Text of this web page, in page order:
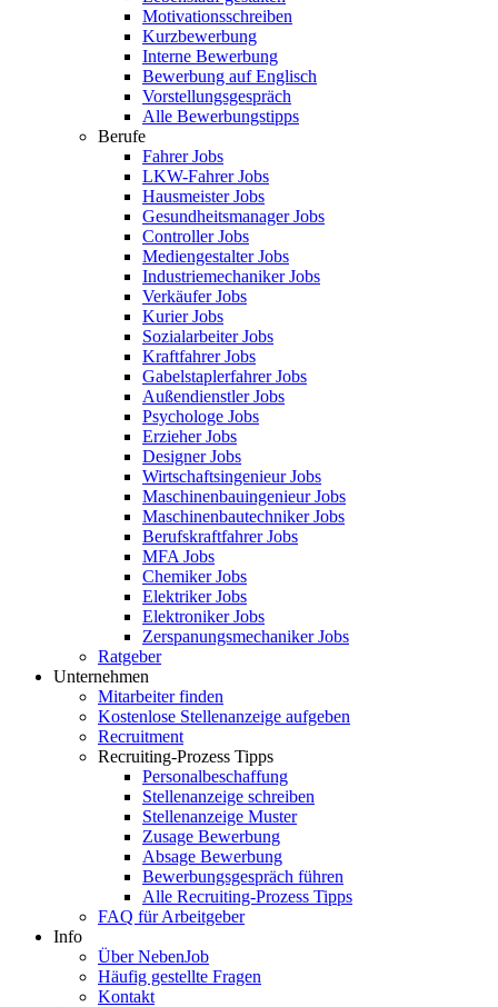
Motivationsschreiben
Kurzbewerbung
Interne Bewerbung
Bewerbung auf Englisch
Vorstellungsgespräch
Alle Bewerbungstipps
Berufe
Fahrer Jobs
LKW-Fahrer Jobs
Hausmeister Jobs
Gesundheitsmanager Jobs
Controller Jobs
Mediengestalter Jobs
Industriemechaniker Jobs
Verkäufer Jobs
Kurier Jobs
Sozialarbeiter Jobs
Kraftfahrer Jobs
Gabelstaplerfahrer Jobs
Außendienstler Jobs
Psychologe Jobs
Erzieher Jobs
Designer Jobs
Wirtschaftsingenieur Jobs
Maschinenbauingenieur Jobs
Maschinenbautechniker Jobs
Berufskraftfahrer Jobs
MFA Jobs
Chemiker Jobs
Elektriker Jobs
Elektroniker Jobs
Zerspanungsmechaniker Jobs
Ratgeber
Unternehmen
Mitarbeiter finden
Kostenlose Stellenanzeige aufgeben
Recruitment
Recruiting-Prozess Tipps
Personalbeschaffung
Stellenanzeige schreiben
Stellenanzeige Muster
Zusage Bewerbung
Absage Bewerbung
Bewerbungsgespräch führen
Alle Recruiting-Prozess Tipps
FAQ für Arbeitgeber
Info
Über NebenJob
Häufig gestellte Fragen
Kontakt